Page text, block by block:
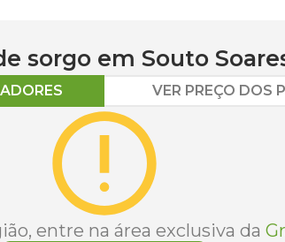
sorgo em Souto
VER PREÇO DOS
entre na área exclusiva da